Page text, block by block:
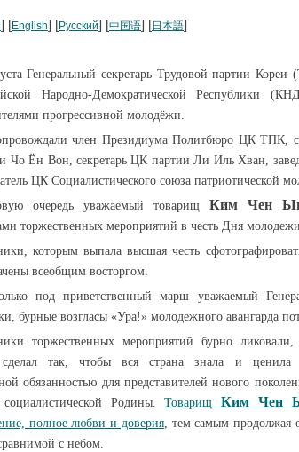
] [English] [Русский] [中国语] [日本語]
Генеральный секретарь Трудовой партии Кореи
Народно-Демократической Республики
прогрессивной молодёжи.
член Президиума Политбюро ЦК ТПК,
Чо Ён Вон, секретарь ЦК партии Ли Иль Хван,
ЦК Социалистического союза
очередь уважаемый товарищ Ким Чен
торжественных мероприятий в честь Дня
которым выпала высшая честь
всеобщим восторгом.
под приветственный марш уважаемый
бурные возгласы «Ура!» молодежного авангарда
торжественных мероприятий бурно
так, чтобы вся страна знала и ценила
обязанностью для представителей нового
социалистической Родины.ТоварищКим Чен
полное любви и доверия, тем самым продолжая
с небом.